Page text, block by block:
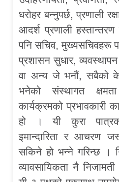
धरोहर बन्नुपर्छ, प्रणाली
आदर्श प्रणाली
पनि सचिव, मुख्यसचिवहरू
प्रशासन सुधार,
वा अन्य जे भनौं, सबैको
भनेको संस्थागत क्षमता
कार्यक्रमको प्रभावकारी
हो । यी कुरा
इमान्दारिता र आचरण
सकिने हो भन्ने गरिन्छ ।
व्यावसायिकता नै